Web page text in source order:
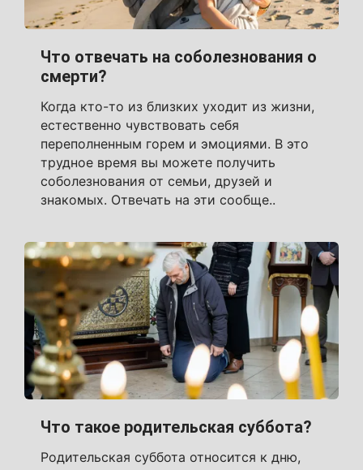
Что отвечать на соболезнования о
смерти?
Когда кто-то из близких уходит из жизни,
естественно чувствовать себя
переполненным горем и эмоциями. В это
трудное время вы можете получить
соболезнования от семьи, друзей и
знакомых. Отвечать на эти сообще..
Что такое родительская суббота?
Родительская суббота относится к дню,